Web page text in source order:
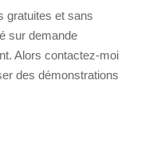
gratuites et sans
sur demande
Alors contactez-moi
des démonstrations